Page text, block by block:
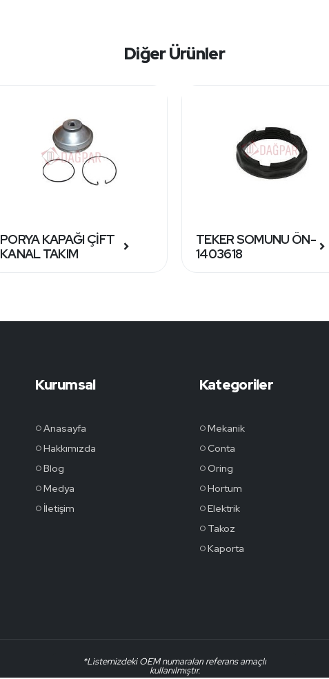
Diğer Ürünler
PORYA KAPAĞI ÇİFT
KANAL TAKIM
TEKER SOMUNU ÖN-
1403618
Kurumsal
Anasayfa
Hakkımızda
Blog
Medya
İletişim
Kategoriler
Mekanik
Conta
Oring
Hortum
Elektrik
Takoz
Kaporta
*Listemizdeki OEM numaraları referans amaçlı
kullanılmıştır.